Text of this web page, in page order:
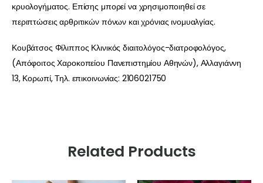
κρυολογήματος. Επίσης μπορεί να χρησιμοποιηθεί σε
περιπτώσεις αρθριτικών πόνων και χρόνιας ινομυαλγίας.
Κουβάτσος Φίλιππος Κλινικός διαιτολόγος-διατροφολόγος,
(Απόφοιτος Χαροκοπείου Πανεπιστημίου Αθηνών), Αλλαγιάννη
13, Κορωπί, Τηλ. επικοινωνίας: 2106021750
Related Products